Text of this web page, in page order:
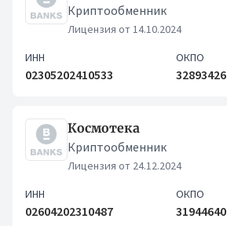
Криптообменник
Лицензия от 14.10.2024
ИНН
02305202410533
ОКПО
32893426
Космотека
Криптообменник
Лицензия от 24.12.2024
ИНН
02604202310487
ОКПО
31944640